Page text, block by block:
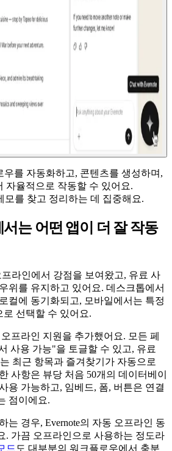
를 자동화하고, 콘텐츠를 생성하며,
자율적으로 작동할 수 있어요.
모를 찾고 정리하는 데 집중해요.
는 어떤 앱이 더 잘 작동
프라인에서 강점을 보여왔고, 유료 사
위를 유지하고 있어요. 데스크톱에서
컬에 동기화되고, 모바일에서는 특정
선택할 수 있어요.
프라인 지원을 추가했어요. 모든 페
사용 가능"을 토글할 수 있고, 유료
최근 항목과 즐겨찾기가 자동으로
사항은 뷰당 처음 50개의 데이터베이
용 가능하고, 임베드, 폼, 버튼은 연결
점이에요.
는 경우, Evernote의 자동 오프라인 동
. 가끔 오프라인으로 사용하는 정도라
드 도 대부분의 워크플로우에서 충분